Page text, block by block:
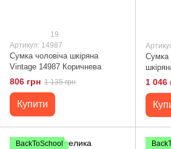
19
Артикул: 14987
Сумка чоловіча шкіряна
Vintage 14987 Коричнева
806 грн 1 135 грн
Купити
Сумка
1 046
BackToSchool